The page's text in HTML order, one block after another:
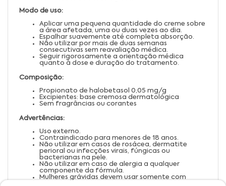
Modo de uso:
Aplicar uma pequena quantidade do creme sobre
a área afetada, uma ou duas vezes ao dia.
Espalhar suavemente até completa absorção.
Não utilizar por mais de duas semanas
consecutivas sem reavaliação médica.
Seguir rigorosamente a orientação médica
quanto à dose e duração do tratamento.
Composição:
Propionato de halobetasol 0,05 mg/g
Excipientes: base cremosa dermatológica
Sem fragrâncias ou corantes
Advertências:
Uso externo.
Contraindicado para menores de 18 anos.
Não utilizar em casos de rosácea, dermatite
perioral ou infecções virais, fúngicas ou
bacterianas na pele.
Não utilizar em caso de alergia a qualquer
componente da fórmula.
Mulheres grávidas devem usar somente com